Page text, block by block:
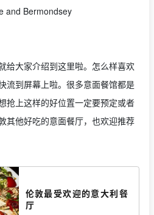
and Bermondsey
给大家介绍到这里啦。怎么样喜欢
流到屏幕上啦。很多意面餐馆都是
抢上这样的好位置一定要预定或者
其他好吃的意面餐厅，也欢迎推荐
伦敦最受欢迎的意大利餐
厅